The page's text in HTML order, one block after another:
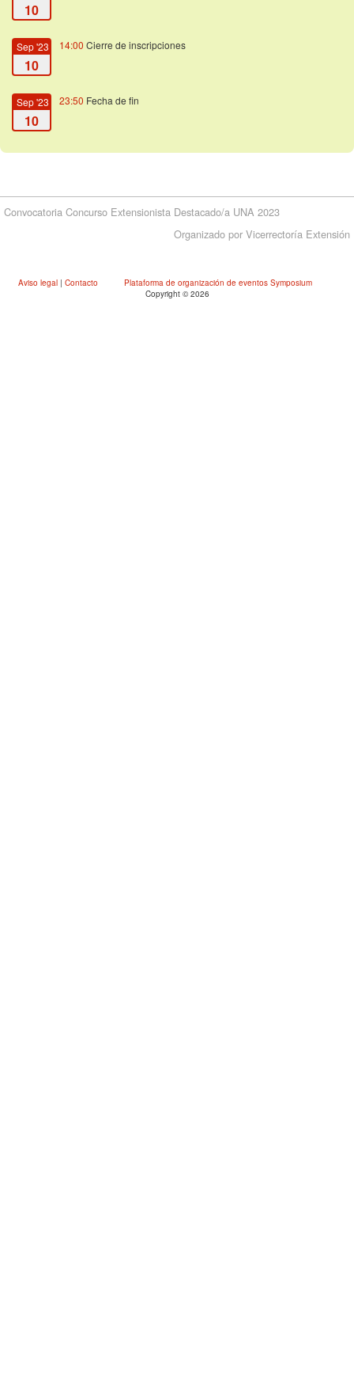
10
Sep '23
10
14:00 Cierre de inscripciones
Sep '23
10
23:50 Fecha de fin
Convocatoria Concurso Extensionista Destacado/a UNA 2023
Organizado por Vicerrectoría Extensión
Aviso legal | Contacto
Plataforma de organización de eventos Symposium
Copyright © 2026